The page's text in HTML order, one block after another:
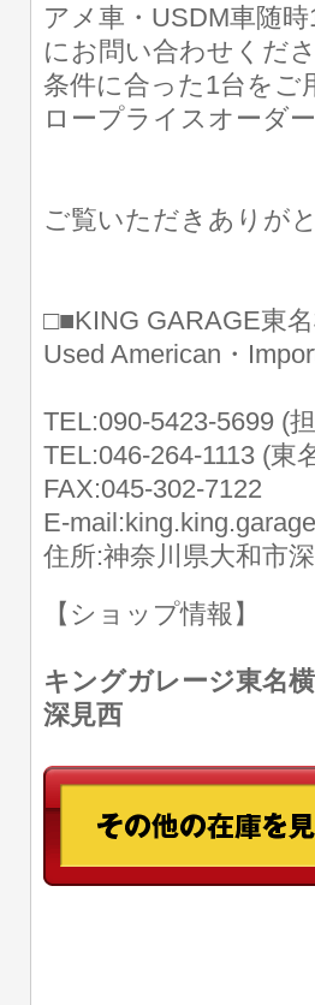
アメ車・USDM車随
にお問い合わせくださ
条件に合った1台をご
ロープライスオーダ
ご覧いただきありが
□■KING GARAGE東
Used American・
TEL:090-5423-5699 (
TEL:046-264-1113 (東
FAX:045-302-7122
E-
住所:神奈川県大和市
【ショップ情報】
キングガレージ東名
深見西